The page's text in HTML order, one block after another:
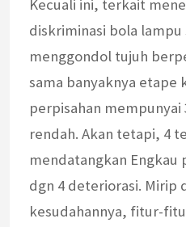
Kecuali ini, terkait
diskriminasi bola lampu
menggondol tujuh
sama banyaknya etape
perpisahan mempunyai
rendah. Akan tetapi, 4
mendatangkan Engkau
dgn 4 deteriorasi. Mirip
kesudahannya, fitur-